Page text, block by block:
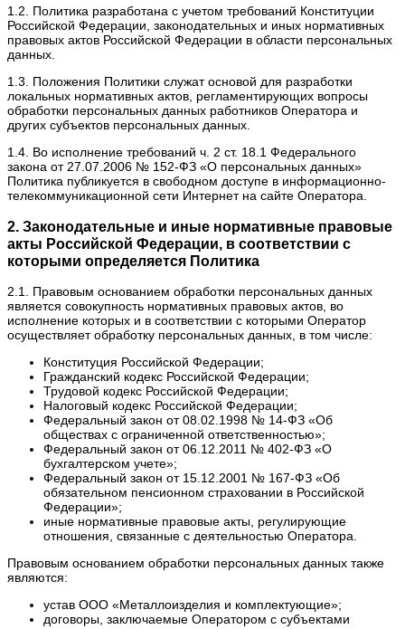
1.2. Политика разработана с учетом требований Конституции
Российской Федерации, законодательных и иных нормативных
правовых актов Российской Федерации в области персональных
данных.
1.3. Положения Политики служат основой для разработки
локальных нормативных актов, регламентирующих вопросы
обработки персональных данных работников Оператора и
других субъектов персональных данных.
1.4. Во исполнение требований ч. 2 ст. 18.1 Федерального
закона от 27.07.2006 № 152-ФЗ «О персональных данных»
Политика публикуется в свободном доступе в информационно-
телекоммуникационной сети Интернет на сайте Оператора.
2. Законодательные и иные нормативные правовые
акты Российской Федерации, в соответствии с
которыми определяется Политика
2.1. Правовым основанием обработки персональных данных
является совокупность нормативных правовых актов, во
исполнение которых и в соответствии с которыми Оператор
осуществляет обработку персональных данных, в том числе:
Конституция Российской Федерации;
Гражданский кодекс Российской Федерации;
Трудовой кодекс Российской Федерации;
Налоговый кодекс Российской Федерации;
Федеральный закон от 08.02.1998 № 14-ФЗ «Об
обществах с ограниченной ответственностью»;
Федеральный закон от 06.12.2011 № 402-ФЗ «О
бухгалтерском учете»;
Федеральный закон от 15.12.2001 № 167-ФЗ «Об
обязательном пенсионном страховании в Российской
Федерации»;
иные нормативные правовые акты, регулирующие
отношения, связанные с деятельностью Оператора.
Правовым основанием обработки персональных данных также
являются:
устав ООО «Металлоизделия и комплектующие»;
договоры, заключаемые Оператором с субъектами